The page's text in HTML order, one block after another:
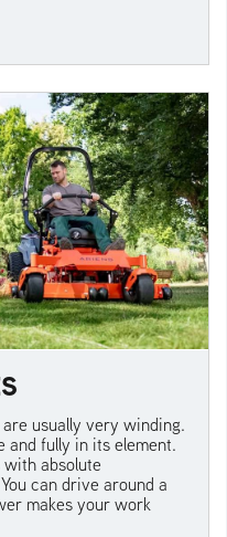
usually very winding.
and fully in its element.
with absolute
can drive around a
makes your work